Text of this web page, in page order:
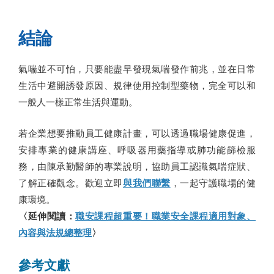
結論
氣喘並不可怕，只要能盡早發現氣喘發作前兆，並在日常
生活中避開誘發原因、規律使用控制型藥物，完全可以和
一般人一樣正常生活與運動。
若企業想要推動員工健康計畫，可以透過職場健康促進，
安排專業的健康講座、呼吸器用藥指導或肺功能篩檢服
務，由陳承勤醫師的專業說明，協助員工認識氣喘症狀、
了解正確觀念。歡迎立即與我們聯繫 ，一起守護職場的健
康環境。
〈延伸閱讀：職安課程超重要！職業安全課程適用對象、
內容與法規總整理〉
參考文獻